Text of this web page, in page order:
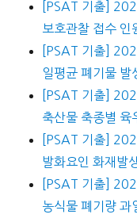
[PSAT 기출]
보호관찰 접수 인
[PSAT 기출]
일평균 폐기물 발
[PSAT 기출]
축산물 축종별 육
[PSAT 기출]
발화요인 화재발
[PSAT 기출]
농식물 폐기량 과